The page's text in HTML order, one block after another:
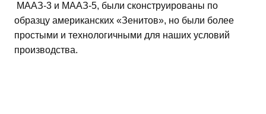
МААЗ-3 и МААЗ-5, были сконструированы по
образцу американских «Зенитов», но были более
простыми и технологичными для наших условий
производства.